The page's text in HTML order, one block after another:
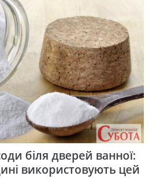
біля дверей ванної:
використовують цей